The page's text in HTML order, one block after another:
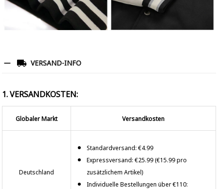
VERSAND-INFO
1. VERSANDKOSTEN:
Globaler Markt Versandkosten
Deutschland
Standardversand: €4.99
Expressversand: €25.99 (€15.99 pro
zusätzlichem Artikel)
Individuelle Bestellungen über €110: